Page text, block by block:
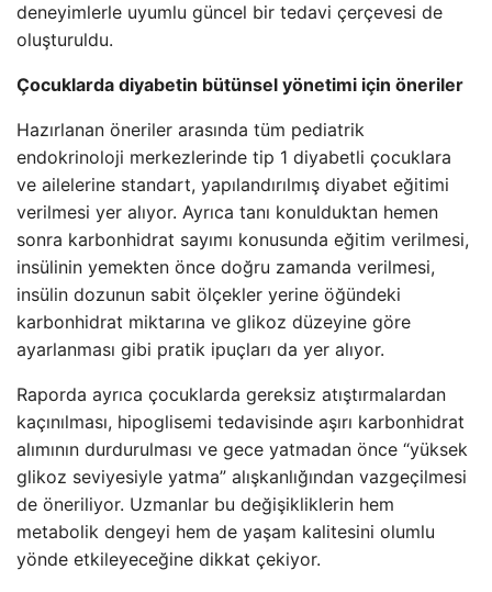
deneyimlerle uyumlu güncel bir tedavi çerçevesi de
oluşturuldu.
Çocuklarda diyabetin bütünsel yönetimi için öneriler
Hazırlanan öneriler arasında tüm pediatrik
endokrinoloji merkezlerinde tip 1 diyabetli çocuklara
ve ailelerine standart, yapılandırılmış diyabet eğitimi
verilmesi yer alıyor. Ayrıca tanı konulduktan hemen
sonra karbonhidrat sayımı konusunda eğitim verilmesi,
insülinin yemekten önce doğru zamanda verilmesi,
insülin dozunun sabit ölçekler yerine öğündeki
karbonhidrat miktarına ve glikoz düzeyine göre
ayarlanması gibi pratik ipuçları da yer alıyor.
Raporda ayrıca çocuklarda gereksiz atıştırmalardan
kaçınılması, hipoglisemi tedavisinde aşırı karbonhidrat
alımının durdurulması ve gece yatmadan önce “yüksek
glikoz seviyesiyle yatma” alışkanlığından vazgeçilmesi
de öneriliyor. Uzmanlar bu değişikliklerin hem
metabolik dengeyi hem de yaşam kalitesini olumlu
yönde etkileyeceğine dikkat çekiyor.